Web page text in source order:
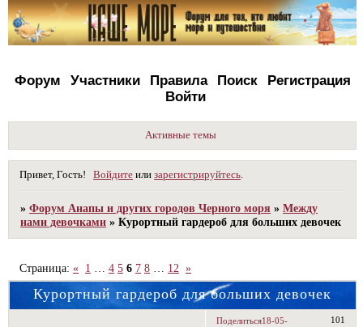
Форум Участники Правила Поиск
Регистрация
Войти
Активные темы
Привет, Гость! Войдите илизарегистрируйтесь
»Форум Анапы и других городов Черного моря »Между
нами девочками »Курортный гардероб для больших девочек
Курортный гардероб для больших девочек
Страница:« 1 4 5 6 7 8 12 »
Поделиться 101
18-05-